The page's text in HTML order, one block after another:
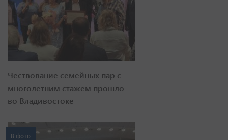
Чествование семейных пар с
многолетним стажем прошло
во Владивостоке
8 фото